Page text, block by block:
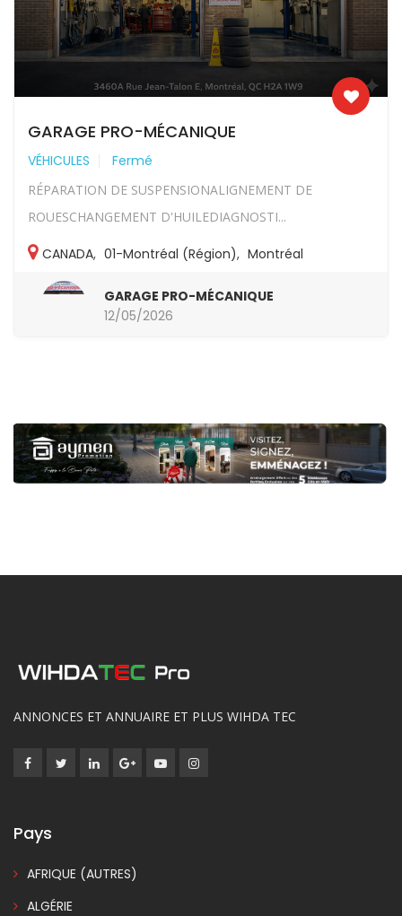
GARAGE PRO-MÉCANIQUE
VÉHICULES Fermé
RÉPARATION DE SUSPENSIONALIGNEMENT DE
ROUESCHANGEMENT D'HUILEDIAGNOSTI...
CANADA, 01-Montréal (Région), Montréal
GARAGE PRO-MÉCANIQUE
12/05/2026
ANNONCES ET ANNUAIRE ET PLUS WIHDA TEC
Pays
AFRIQUE (AUTRES)
ALGÉRIE